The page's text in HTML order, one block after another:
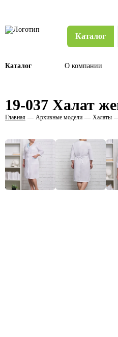
Каталог
Каталог О компании
19-037 Халат
Главная Архивные модели Халаты